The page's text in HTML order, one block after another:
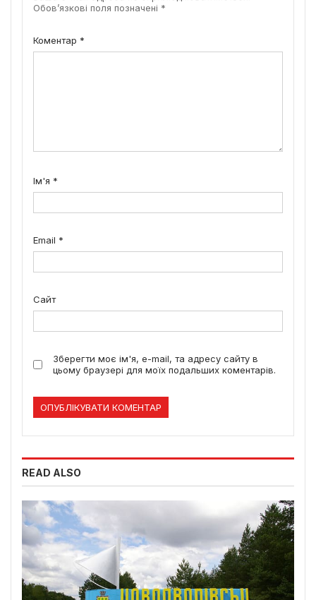
Обов’язкові поля позначені *
Коментар *
Ім'я *
Email *
Сайт
Зберегти моє ім'я, e-mail, та адресу сайту в
цьому браузері для моїх подальших коментарів.
READ ALSO